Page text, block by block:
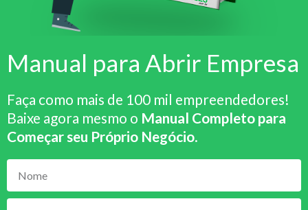
Manual para Abrir Empresa
Faça como mais de 100 mil empreendedores!
Baixe agora mesmo o Manual Completo para
Começar seu Próprio Negócio.